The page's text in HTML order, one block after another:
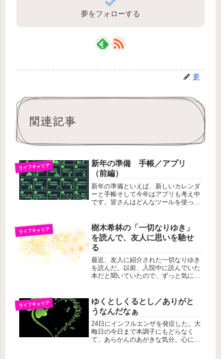
夢をフォローする
夢
関連記事
ライフキャリア
新年の準備 手帳／アプリ
（前編）
新年の準備といえば、新しいカレンダ
ーと手帳そして今年はアプリも考え中
です。皆さんはどんなツールを使って
真似しました。蔭山手帳 縦マスの時
間管理がわかりやすく、とても気にい
っ...
ライフキャリア
樹木希林の「一切なりゆき」
を読んで、友人に思いを馳せ
る
最近、友人に紹介された一切なりゆき
を読んだ。以前、入院中に読んでいた
本だと聞いていたので、ずっと気にな
軽やかさだった。「こう生きるべき」
という力みがなく、思い通りになら
な...
ライフキャリア
ゆくとしくるとし／ありがと
うなんだなぁ
24日にインフルエンザを発症した。大
晦日の今日まで本調子にもどらなく
て、あらかんのあがきな気分。心に思